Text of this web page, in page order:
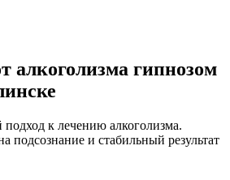
алкоголизма гипнозом
подход к лечению алкоголизма.
подсознание и стабильный результат